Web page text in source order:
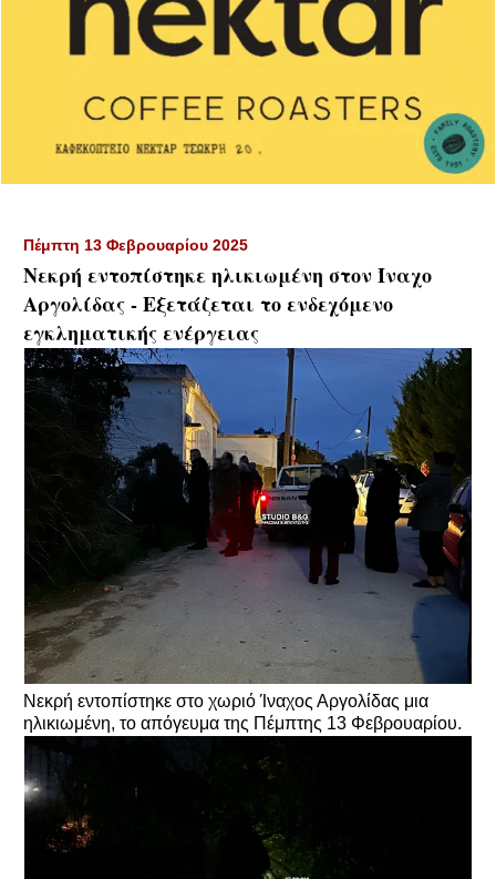
Πέμπτη 13 Φεβρουαρίου 2025
Νεκρή εντοπίστηκε ηλικιωμένη στον Ίναχο
Αργολίδας - Εξετάζεται το ενδεχόμενο
εγκληματικής ενέργειας
Νεκρή εντοπίστηκε στο χωριό Ίναχος Αργολίδας μια
ηλικιωμένη, το απόγευμα της Πέμπτης 13 Φεβρουαρίου.